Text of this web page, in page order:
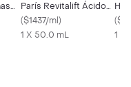
París Revitalift Ácido
Hialurónico
($1437/ml)
1 X 50.0 mL
(
1 X